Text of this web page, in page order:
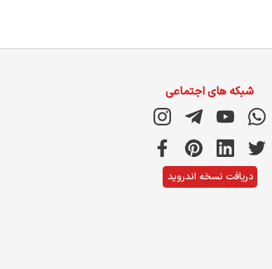
شبکه های اجتماعی
دریافت نسخه اندروید